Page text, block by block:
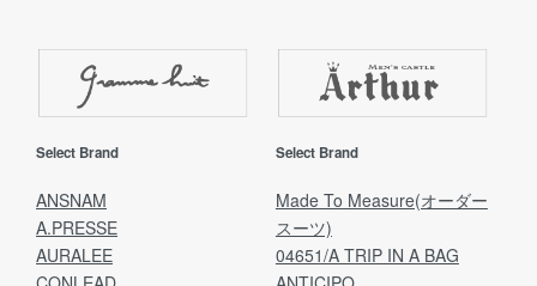
Select Brand
ANSNAM
A.PRESSE
AURALEE
Select Brand
Made To Measure(オーダー
スーツ)
04651/A TRIP IN A BAG